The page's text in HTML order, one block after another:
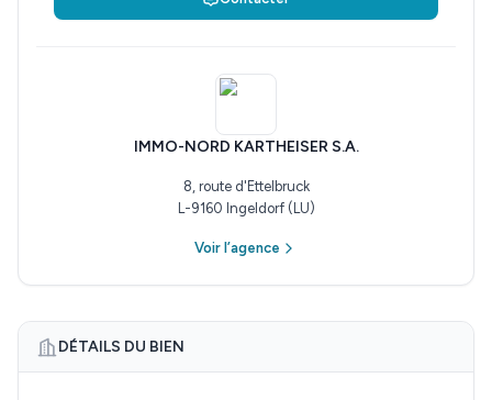
IMMO-NORD KARTHEISER S.A.
8, route d'Ettelbruck
L-9160 Ingeldorf (LU)
Voir l’agence
DÉTAILS DU BIEN